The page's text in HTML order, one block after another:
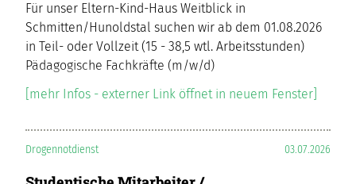
Für unser Eltern-Kind-Haus Weitblick in
Schmitten/Hunoldstal suchen wir ab dem 01.08.2026
in Teil- oder Vollzeit (15 - 38,5 wtl. Arbeitsstunden)
Pädagogische Fachkräfte (m/w/d)
[mehr Infos - externer Link öffnet in neuem Fenster]
03.07.2026
Drogennotdienst